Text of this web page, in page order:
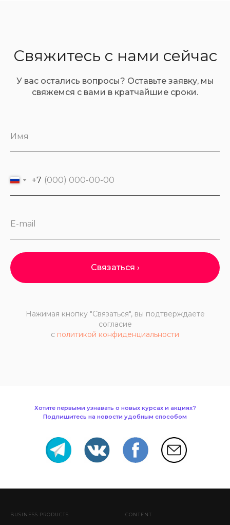
Свяжитесь с нами сейчас
У вас остались вопросы? Оставьте заявку, мы
свяжемся с вами в кратчайшие сроки.
Имя
+7
E-mail
Связаться ›
Нажимая кнопку "Связаться", вы подтверждаете
согласие
с политикой конфиденциальности
Хотите первыми узнавать о новых курсах и акциях?
Подпишитесь на новости удобным способом
BUSINESS PRODUCTS CONTENT